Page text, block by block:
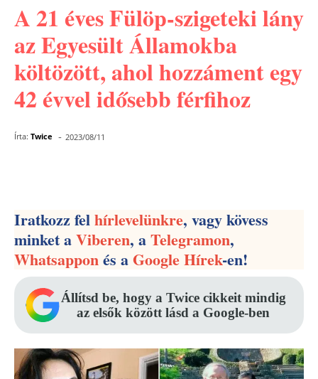
A 21 éves Fülöp-szigeteki lány
az Egyesült Államokba
költözött, ahol hozzáment egy
42 évvel idősebb férfihoz
Írta: Twice - 2023/08/11
Iratkozz felhírlevelünkre, vagy kövess
minket aViberen, aTelegramon,
Whatsapponés aGoogle Hírek-en!
Állítsd be, hogy a Twice cikkeit mindig
az elsők között lásd a Google-ben